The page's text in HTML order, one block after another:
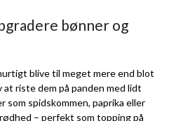
bønner og
blive til meget mere end blot
riste dem på panden med lidt
som spidskommen, paprika eller
– perfekt som topping på